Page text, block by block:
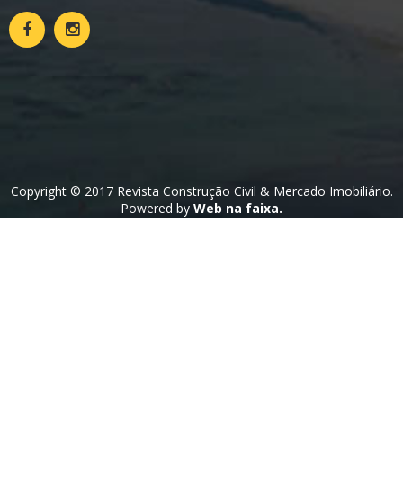
Copyright © 2017 Revista Construção Civil & Mercado Imobiliário.
Powered by Web na faixa.